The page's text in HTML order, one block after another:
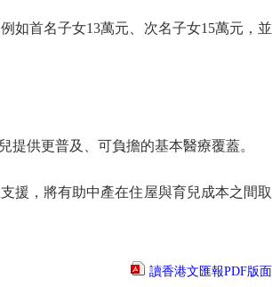
首名子女13萬元、次名子女15萬元，並
供更普及、可負擔的基本醫療覆蓋。
，將有助中產在住屋與育兒成本之間取
讀香港文匯報PDF版面